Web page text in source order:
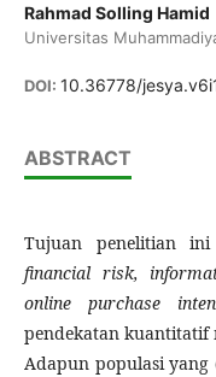
Rahmad Solling Hamid
Universitas
DOI: 10.36778/
ABSTRACT
Tujuan penelitian
financial risk,
online purchase
pendekatan kuantitatif
Adapun populasi